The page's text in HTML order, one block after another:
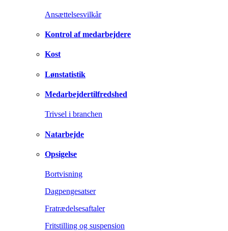
Ansættelsesvilkår
Kontrol af medarbejdere
Kost
Lønstatistik
Medarbejdertilfredshed
Trivsel i branchen
Natarbejde
Opsigelse
Bortvisning
Dagpengesatser
Fratrædelsesaftaler
Fritstilling og suspension